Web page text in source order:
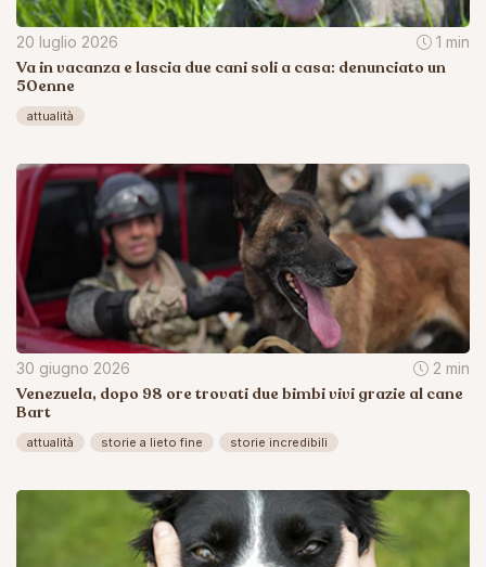
20 luglio 2026 1 min
Va in vacanza e lascia due cani soli a casa: denunciato un
50enne
attualità
30 giugno 2026 2 min
Venezuela, dopo 98 ore trovati due bimbi vivi grazie al cane
Bart
attualità storie a lieto fine storie incredibili